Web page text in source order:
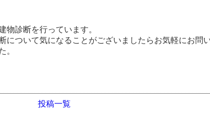
物診断を行っています。
について気になることがございましたらお気軽にお問
。
投稿一覧